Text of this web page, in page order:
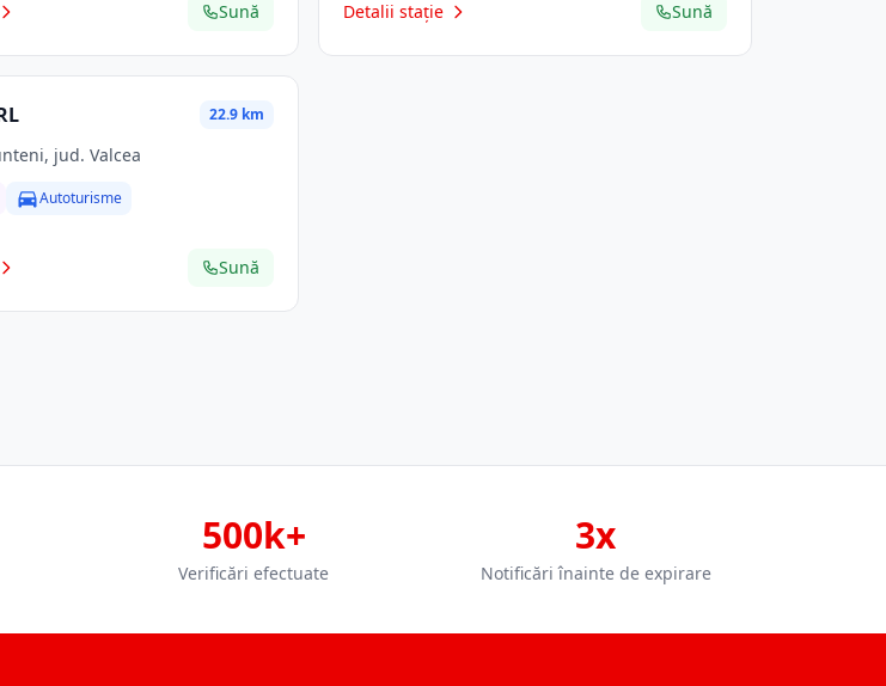
Sună Detalii stație Sună
22.9 km
jud. Valcea
Autoturisme
Sună
500k+
Verificări efectuate
3x
Notificări înainte de expirare